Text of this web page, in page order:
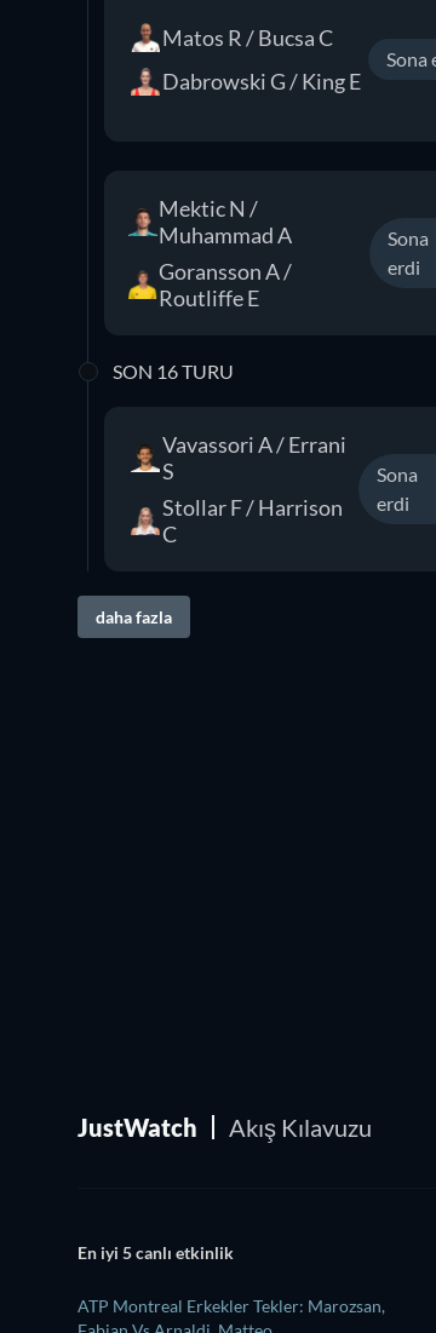
Matos R / Bucsa C
Dabrowski G / King E
Sona
Mektic N /
Muhammad A
Goransson A /
Routliffe E
Sona
erdi
SON 16 TURU
Vavassori A / Errani
S
Stollar F / Harrison
C
Sona
erdi
daha fazla
JustWatch Akış Kılavuzu
En iyi 5 canlı etkinlik
ATP Montreal Erkekler Tekler: Marozsan,